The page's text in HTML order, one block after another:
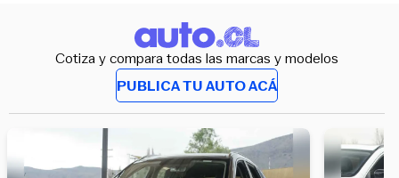
Cotiza y compara todas las marcas y modelos
PUBLICA TU AUTO ACÁ